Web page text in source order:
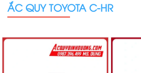
ẮC QUY TOYOTA C-HR